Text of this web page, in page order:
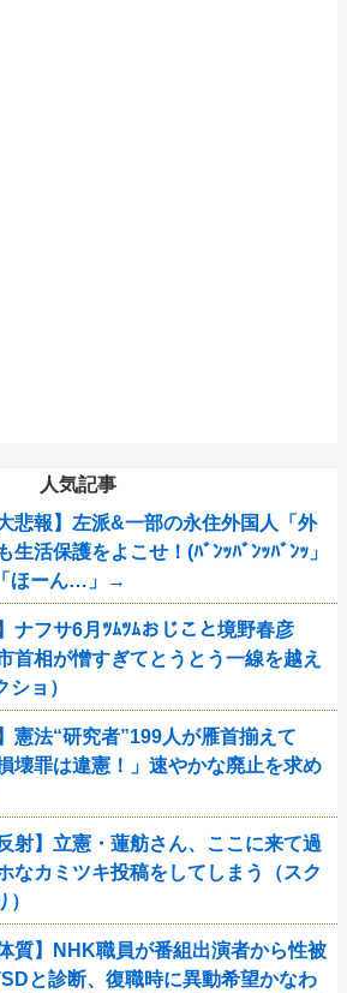
人気記事
悲報】左派&一部の永住外国人「外
生活保護をよこせ！(ﾊﾞﾝｯﾊﾞﾝｯﾊﾞﾝｯ」
ほーん…」→
ナフサ6月ﾂﾑﾂﾑおじこと境野春彦
首相が憎すぎてとうとう一線を越え
ショ）
憲法“研究者”199人が雁首揃えて
壊罪は違憲！」速やかな廃止を求め
射】立憲・蓮舫さん、ここに来て過
なカミツキ投稿をしてしまう（スク
質】NHK職員が番組出演者から性被
と診断、復職時に異動希望かなわ